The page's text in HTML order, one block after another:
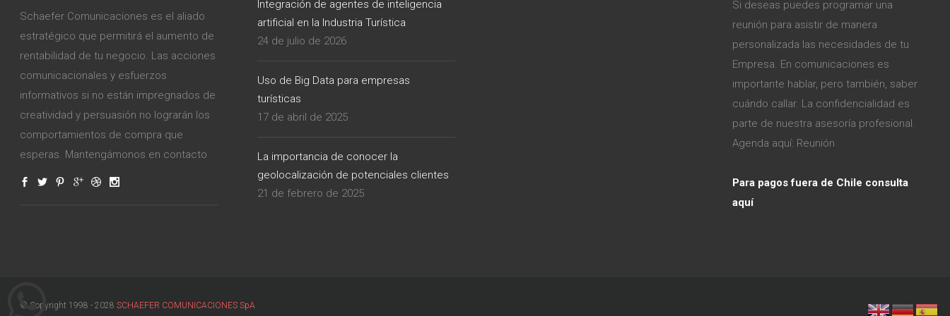
Schaefer Comunicaciones es el aliado
estratégico que permitirá el aumento de
rentabilidad de tu negocio. Las acciones
comunicacionales y esfuerzos
informativos si no están impregnados de
creatividad y persuasión no lograrán los
comportamientos de compra que
esperas. Mantengámonos en contacto
Integración de agentes de inteligencia
artificial en la Industria Turística
24 de julio de 2026
Uso de Big Data para empresas
turísticas
17 de abril de 2025
La importancia de conocer la
geolocalización de potenciales clientes
21 de febrero de 2025
Si deseas puedes programar una
reunión para asistir de manera
personalizada las necesidades de tu
Empresa. En comunicaciones es
importante hablar, pero también, saber
cuándo callar. La confidencialidad es
parte de nuestra asesoría profesional.
Agenda aquí: Reunión
Para pagos fuera de Chile consulta
aquí
© Copyright 1998 - 2028 SCHAEFER COMUNICACIONES SpA